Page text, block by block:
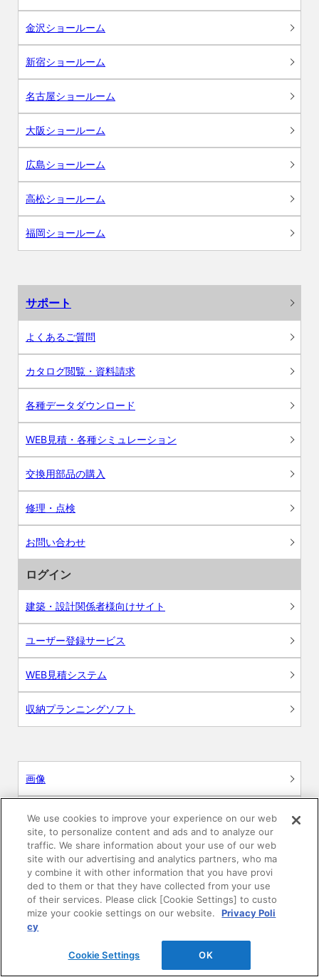
金沢ショールーム
新宿ショールーム
名古屋ショールーム
大阪ショールーム
広島ショールーム
高松ショールーム
福岡ショールーム
サポート
よくあるご質問
カタログ閲覧・資料請求
各種データダウンロード
WEB見積・各種シミュレーション
交換用部品の購入
修理・点検
お問い合わせ
ログイン
建築・設計関係者様向けサイト
ユーザー登録サービス
WEB見積システム
収納プランニングソフト
画像
CAD
BIM用テクスチャー
図面（PDF）
申請関係認定書類
施工・取扱説明書
We use cookies to improve your experience on our web
site, to personalize content and ads and to analyze our
traffic. We share information about your use of our web
site with our advertising and analytics partners, who ma
y combine it with other information that you have provi
ded to them or that they have collected from your use
of their services. Please click [Cookie Settings] to custo
mize your cookie settings on our website.
Privacy Poli
cy
Cookie Settings OK